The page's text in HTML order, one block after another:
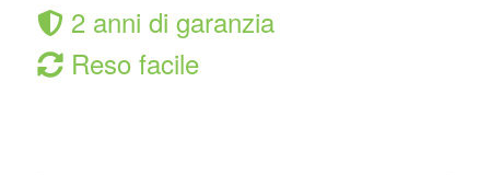
2 anni di garanzia
Reso facile